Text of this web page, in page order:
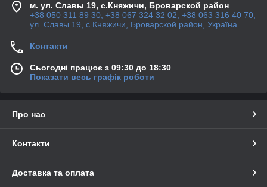
м. ул. Славы 19, с.Княжичи, Броварской район
+38 050 311 89 30, +38 067 324 32 02, +38 063 316 40 70,
ул. Славы 19, с.Княжичи, Броварской район, Україна
Контакти
Сьогодні працює з 09:30 до 18:30
Показати весь графік роботи
Про нас
Контакти
Доставка та оплата